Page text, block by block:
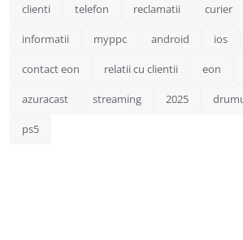
clienti telefon reclamatii curier
informatii myppc android ios
contact eon relatii cu clientii eon
azuracast streaming 2025
ps5